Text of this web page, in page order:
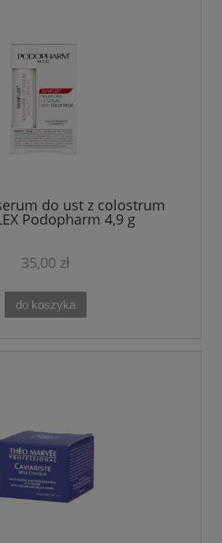
do ust z colostrum
Podopharm 4,9 g
35,00 zł
do koszyka